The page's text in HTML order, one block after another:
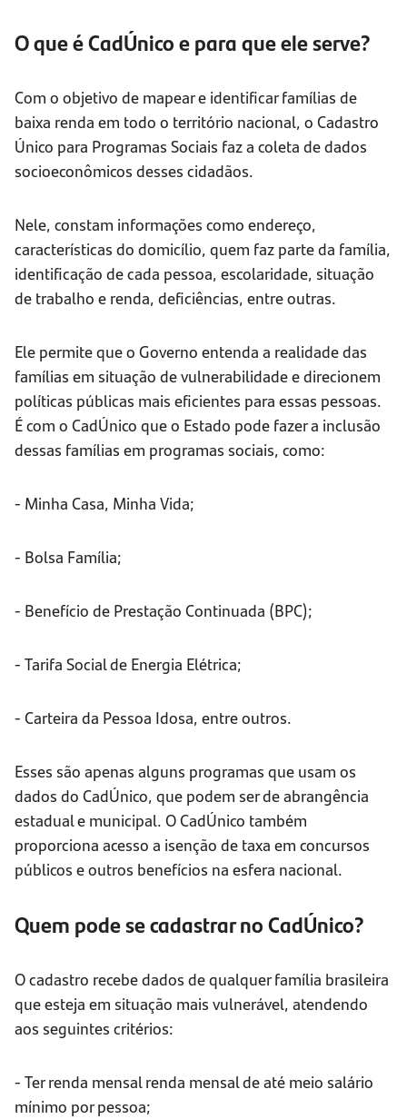
O que é CadÚnico e para que ele serve?
Com o objetivo de mapear e identificar famílias de
baixa renda em todo o território nacional, o Cadastro
Único para Programas Sociais faz a coleta de dados
socioeconômicos desses cidadãos.
Nele, constam informações como endereço,
características do domicílio, quem faz parte da família,
identificação de cada pessoa, escolaridade, situação
de trabalho e renda, deficiências, entre outras.
Ele permite que o Governo entenda a realidade das
famílias em situação de vulnerabilidade e direcionem
políticas públicas mais eficientes para essas pessoas.
É com o CadÚnico que o Estado pode fazer a inclusão
dessas famílias em programas sociais, como:
- Minha Casa, Minha Vida;
- Bolsa Família;
- Benefício de Prestação Continuada (BPC);
- Tarifa Social de Energia Elétrica;
- Carteira da Pessoa Idosa, entre outros.
Esses são apenas alguns programas que usam os
dados do CadÚnico, que podem ser de abrangência
estadual e municipal. O CadÚnico também
proporciona acesso a isenção de taxa em concursos
públicos e outros benefícios na esfera nacional.
Quem pode se cadastrar no CadÚnico?
O cadastro recebe dados de qualquer família brasileira
que esteja em situação mais vulnerável, atendendo
aos seguintes critérios:
- Ter renda mensal renda mensal de até meio salário
mínimo por pessoa;